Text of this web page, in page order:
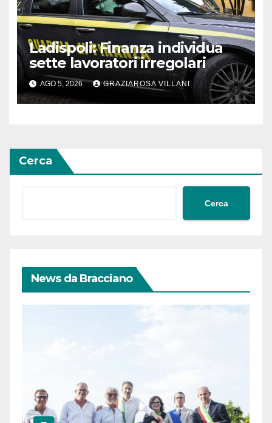
Ladispoli: Finanza individua
sette lavoratori irregolari
AGO 5, 2026 GRAZIAROSA VILLANI
Cerca
Cerca
News da Bracciano